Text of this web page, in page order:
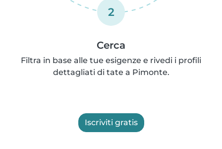
2
Cerca
Filtra in base alle tue esigenze e rivedi i profili
dettagliati di tate a Pimonte.
Iscriviti gratis